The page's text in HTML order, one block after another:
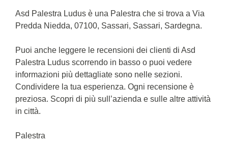
Asd Palestra Ludus è una Palestra che si trova a Via
Predda Niedda, 07100, Sassari, Sassari, Sardegna.
Puoi anche leggere le recensioni dei clienti di Asd
Palestra Ludus scorrendo in basso o puoi vedere
informazioni più dettagliate sono nelle sezioni.
Condividere la tua esperienza. Ogni recensione è
preziosa. Scopri di più sull’azienda e sulle altre attività
in città.
Palestra